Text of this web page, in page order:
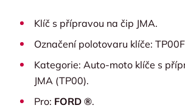
Klíč s přípravou na čip JMA.
Označení polotovaru klíče:
Kategorie: Auto-moto klíče s
JMA (TP00).
Pro: FORD ®.